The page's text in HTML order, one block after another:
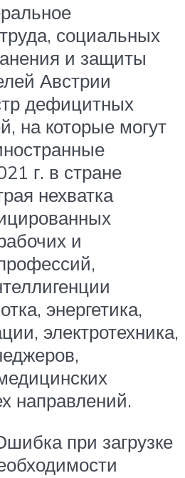
социальных
и защиты
Австрии
дефицитных
на которые могут
г. в стране
нехватка
и
энергетика,
электротехника,
направлений.
при загрузке